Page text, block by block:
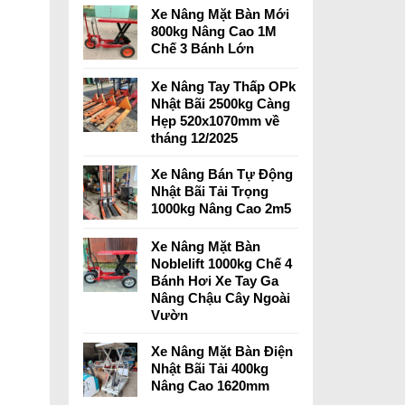
Xe Nâng Mặt Bàn Mới
800kg Nâng Cao 1M
Chế 3 Bánh Lớn
Xe Nâng Tay Thấp OPk
Nhật Bãi 2500kg Càng
Hẹp 520x1070mm về
tháng 12/2025
Xe Nâng Bán Tự Động
Nhật Bãi Tải Trọng
1000kg Nâng Cao 2m5
Xe Nâng Mặt Bàn
Noblelift 1000kg Chế 4
Bánh Hơi Xe Tay Ga
Nâng Chậu Cây Ngoài
Vườn
Xe Nâng Mặt Bàn Điện
Nhật Bãi Tải 400kg
Nâng Cao 1620mm